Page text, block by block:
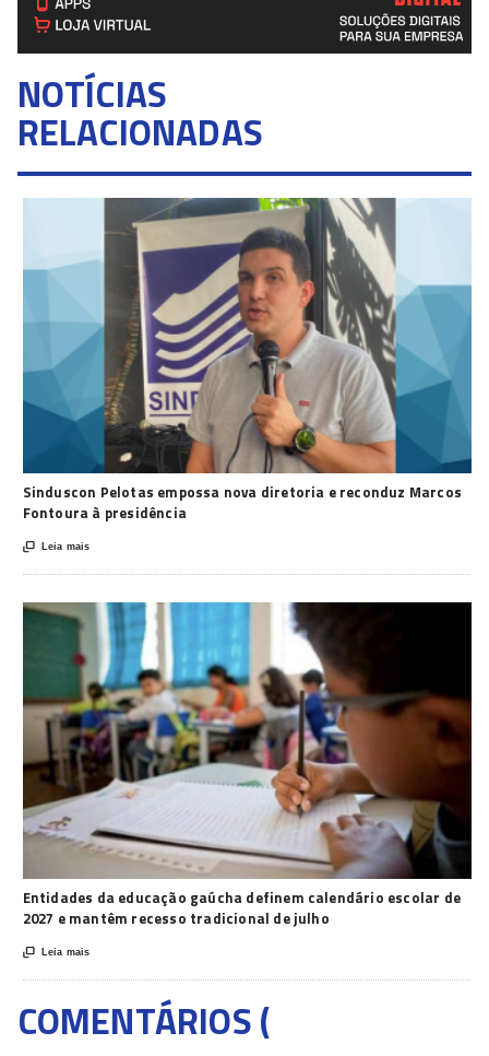
NOTÍCIAS
RELACIONADAS
Sinduscon Pelotas empossa nova diretoria e reconduz Marcos
Fontoura à presidência
 Leia mais
Entidades da educação gaúcha definem calendário escolar de
2027 e mantêm recesso tradicional de julho
 Leia mais
COMENTÁRIOS (